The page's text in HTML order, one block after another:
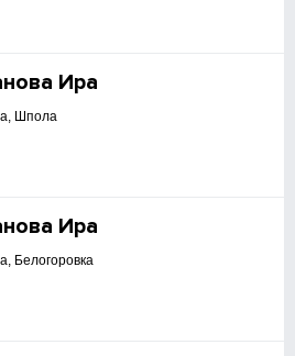
Ира
Шпола
Ира
Белогоровка